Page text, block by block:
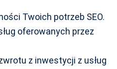
Twoich potrzeb SEO.
oferowanych przez
z inwestycji z usług